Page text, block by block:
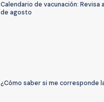
Calendario de vacunación:
de agosto
¿Cómo saber si me corresponde